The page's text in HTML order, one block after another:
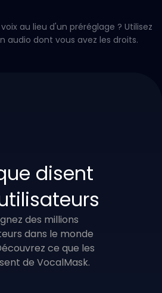
au lieu d'un préréglage ? Utilisez
audio dont vous avez les droits.
disent
des millions
dans le monde
ce que les
de VocalMask.